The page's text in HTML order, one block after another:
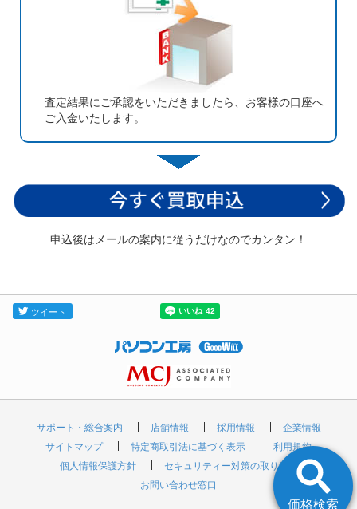
査定結果にご承認をいただきましたら、お客様の口座へ
ご入金いたします。
申込後はメールの案内に従うだけなのでカンタン！
価格検索
サポート・総合案内 店舗情報 採用情報
企業情報
サイトマップ
特定商取引法に基づく表示
利用規約
個人情報保護方針
セキュリティー対策の取り組み
お問い合わせ窓口